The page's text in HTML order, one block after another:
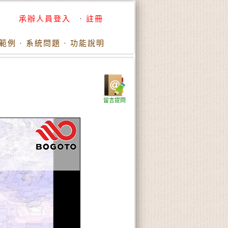
承辦人員登入 · 註冊
例 · 系統問題 · 功能說明
留言提問